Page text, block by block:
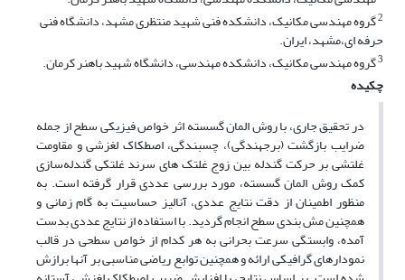
2گروه مهندسی مکانیک، دانشکده فنی شهید منتظری مشهد، دانشگاه فنی
حرفه ای،مشهد، ایران.
3گروه مهندسی مکانیک، دانشکده مهندسی، دانشگاه شهید باهنر کرمان.
چکیده
در تحقیق جاری، با روش المان گسسته اثر خواص فیزیکی سطح از جمله
ضرایب بازگشت (برجهندگی)، چسبندگی، اصطکاک لغزشی و مقاومت
غلتشی بر حرکت گندله بین زوج غلتک های سرند غلتکی گندله‌سازی
کمک روش المان گسسته، مورد بررسی عددی قرار گرفته است. به
منظور اطمینان از دقت نتایج عددی، آنالیز حساسیت به گام زمانی و
همچنین مش بندی سطح انجام گردید. با استفاده از نتایج عددی بدست
آمده، وابستگی سرعت بحرانی به هر کدام از خواص سطحی در قالب
نمودارهای گرافیکی ارائه و همچنین توابع ریاضی مناسبی بر آنها برازش